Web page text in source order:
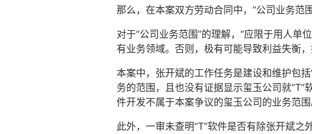
那么，在本案双方劳动合同中，“公司业务范
对于“公司业务范围”的理解，“应限于用人
有业务领域。否则，极有可能导致利益失衡
本案中，张开斌的工作任务是建设和维护包
务的范围，且也没有证据显示玺玉公司就
件开发不属于本案争议的玺玉公司的业务范围
此外，一审未查明“T”软件是否有除张开斌